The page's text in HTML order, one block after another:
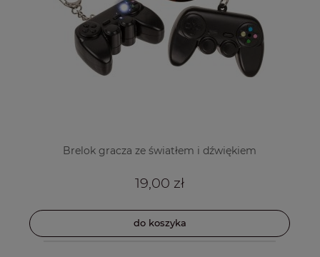
Brelok gracza ze światłem i dźwiękiem
19,00 zł
do koszyka